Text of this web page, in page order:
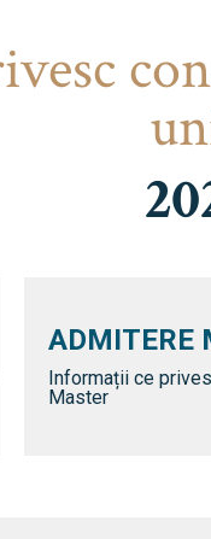
ADMITERE
Informații ce
Master